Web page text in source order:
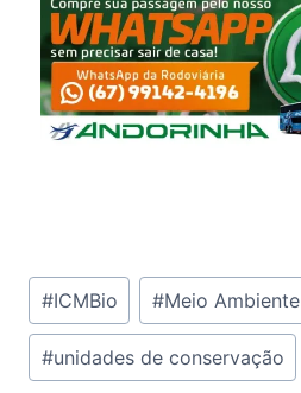
Tags
do
Post:
#ICMBio #Meio Ambiente
#unidades de conservação